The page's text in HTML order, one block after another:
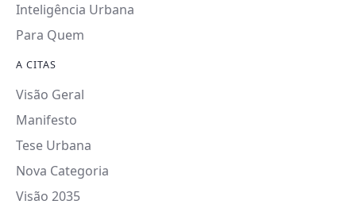
Inteligência Urbana
Para Quem
A CITAS
Visão Geral
Manifesto
Tese Urbana
Nova Categoria
Visão 2035